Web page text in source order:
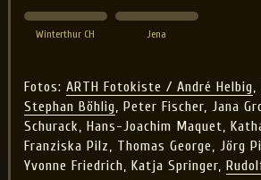
Winterthur CH Jena
Fotos: ARTH Fotokiste / André Helbig,
Stephan Böhlig, Peter Fischer, Jana
Schurack, Hans-Joachim Maquet,
Franziska Pilz, Thomas George, Jörg
Yvonne Friedrich, Katja Springer,